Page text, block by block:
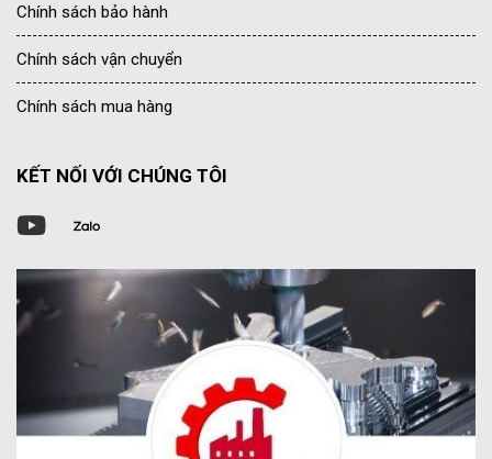
Chính sách bảo hành
Chính sách vận chuyển
Chính sách mua hàng
KẾT NỐI VỚI CHÚNG TÔI